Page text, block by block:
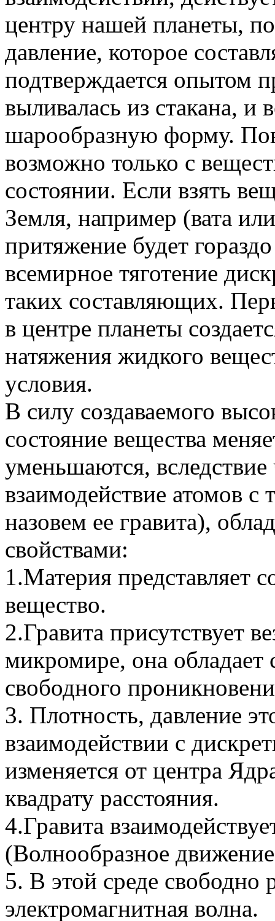
центру нашей планеты,
давление, которое
подтверждается опытом
выливалась из стакана, и
шарообразную форму.
возможно только с
состоянии. Если взять
Земля, например (вата
притяжение будет
всемирное тяготение
таких составляющих.
в центре планеты
натяжения жидкого
условия.
В силу создаваемого
состояние вещества
уменьшаются, вследствие
взаимодействие атомов с
назовем ее гравита),
свойствами:
1.Материя представляет
вещество.
2.Гравита присутствует
микромире, она обладает
свободного
3. Плотность, давление
взаимодействии с
изменяется от центра
квадрату расстояния.
4.Гравита
(Волнообразное
5. В этой среде свободно
электромагнитная волна.